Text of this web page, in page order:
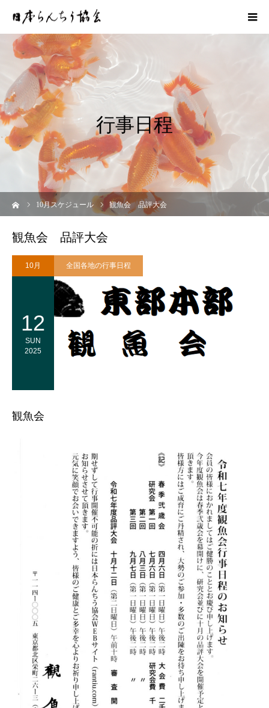
行事日程
10月スケジュール 観魚会 品評大会
観魚会 品評大会
10月
12
SUN
2025
全国各地の行事日程
観魚会